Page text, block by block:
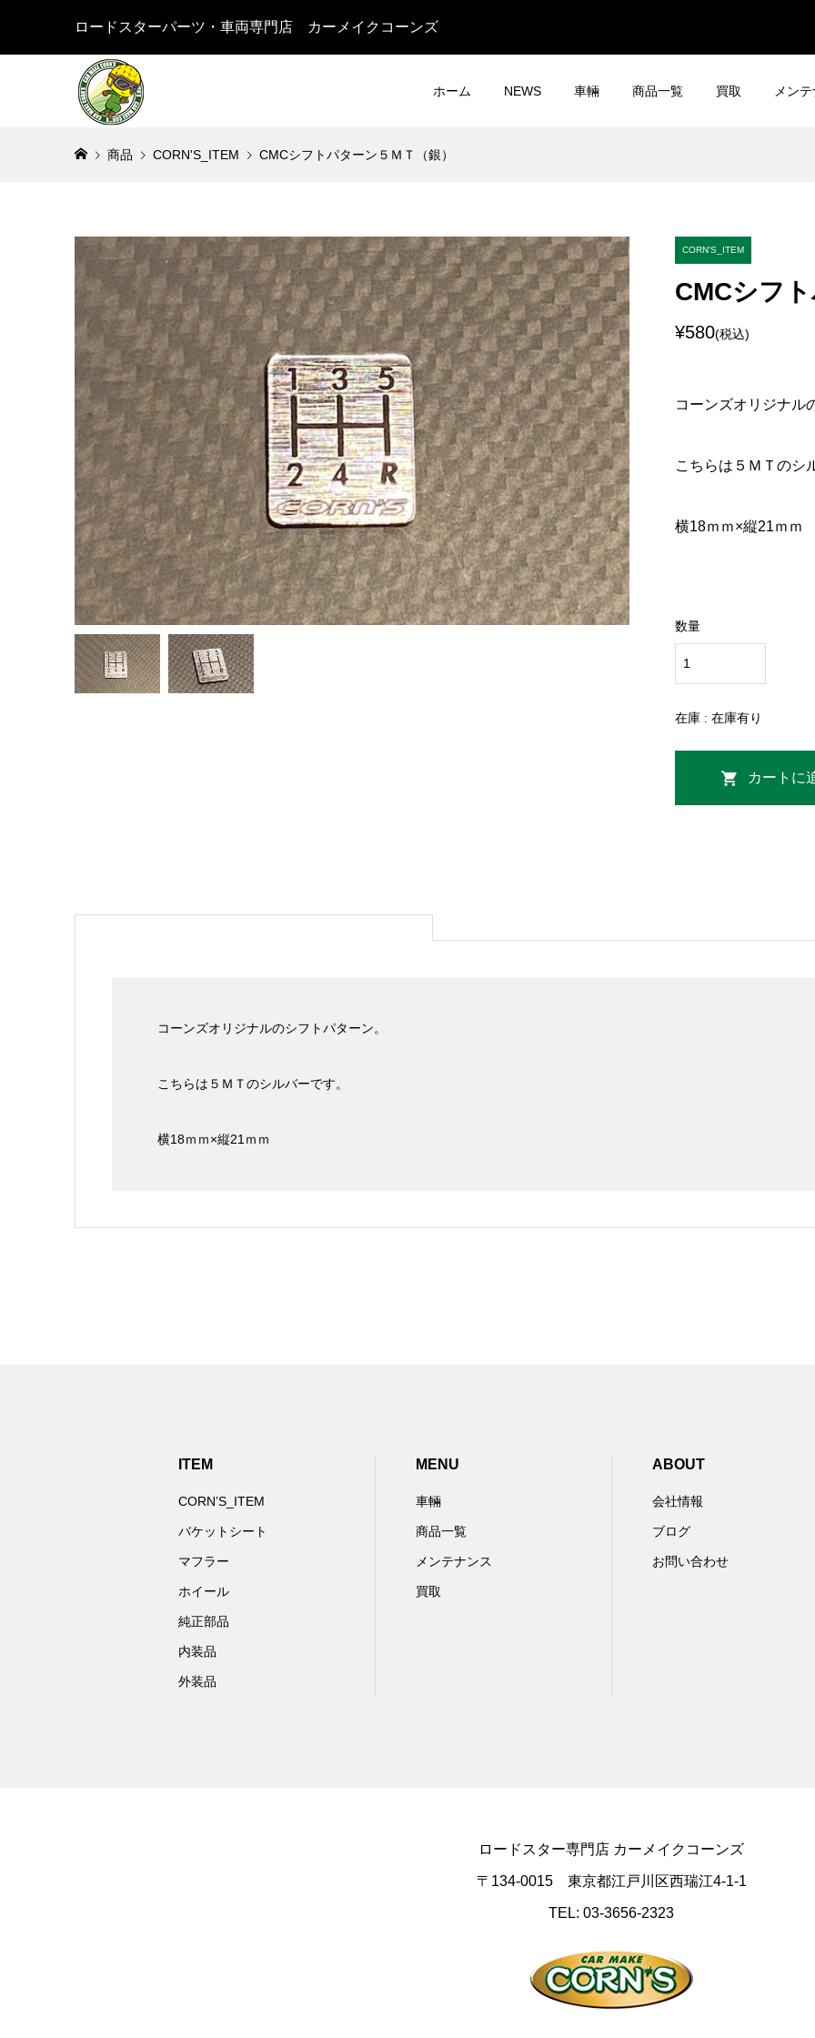
ロードスターパーツ・車両専門店 カーメイクコーンズ
ホーム NEWS 車輛 商品一覧 買取 メン
商品 CORN'S_ITEM CMCシフトパターン５ＭＴ（銀）
CORN'S_ITEM
CMCシフト
¥580(税込)
コーンズオリジナル
こちらは５ＭＴのシ
横18ｍｍ×縦21ｍｍ
数量
在庫 : 在庫有り
コーンズオリジナルのシフトパターン。
こちらは５ＭＴのシルバーです。
横18ｍｍ×縦21ｍｍ
ITEM
CORN’S_ITEM
バケットシート
マフラー
ホイール
純正部品
内装品
外装品
MENU
車輛
商品一覧
メンテナンス
買取
ABOUT
会社情報
ブログ
お問い合わせ
ロードスター専門店 カーメイクコーンズ
〒134-0015 東京都江戸川区西瑞江4-1-1
TEL: 03-3656-2323